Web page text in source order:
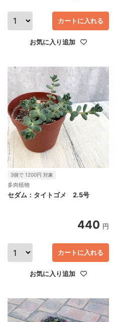
お気に入り追加
カートに入れる
3個で 1200円 対象
多肉植物
セダム：タイトゴメ 2.5号
440 円
お気に入り追加
カートに入れる